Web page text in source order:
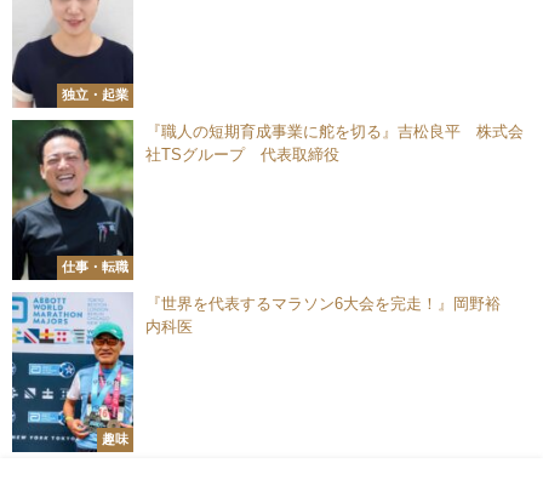
独立・起業
仕事・転職
『職人の短期育成事業に舵を切る』吉松良平 株式会
社TSグループ 代表取締役
趣味
『世界を代表するマラソン6大会を完走！』岡野裕
内科医